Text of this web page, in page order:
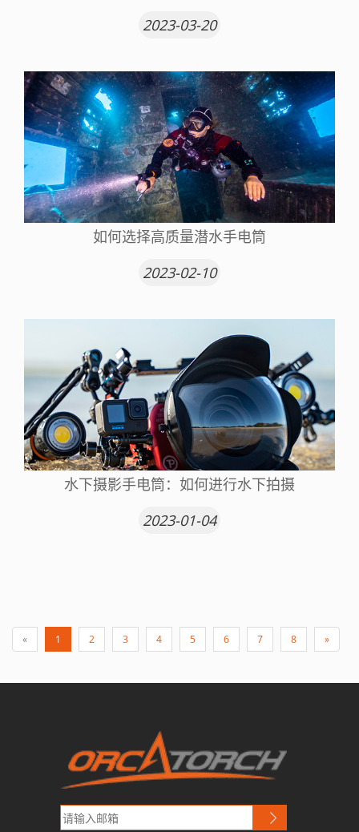
2023-03-20
如何选择高质量潜水手电筒
2023-02-10
水下摄影手电筒：如何进行水下拍摄
2023-01-04
« 1 2 3 4 5 6 7 8 »